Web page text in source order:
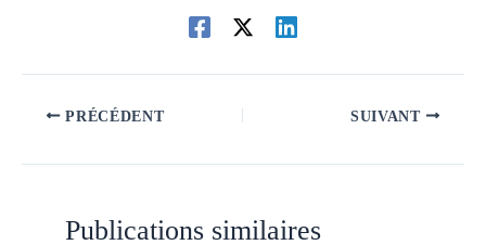
PRÉCÉDENT SUIVANT
Publications similaires